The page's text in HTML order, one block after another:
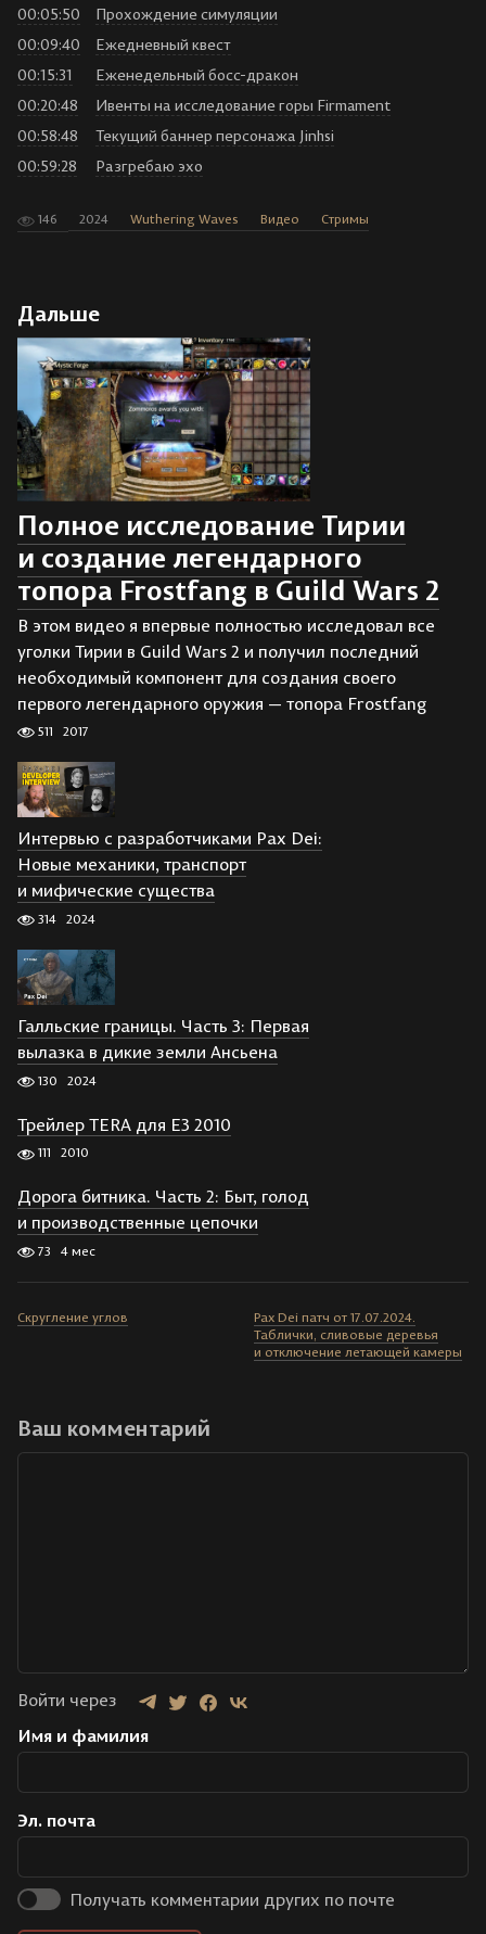
00:05:50
Прохождение симуляции
00:09:40
Ежедневный квест
00:15:31
Еженедельный босс-дракон
00:20:48
Ивенты на исследование горы Firmament
00:58:48
Текущий баннер персонажа Jinhsi
00:59:28
Разгребаю эхо
146 2024 Wuthering Waves Видео Стримы
Дальше
Полное исследование Тирии
и создание легендарного
топора Frostfang в Guild Wars 2
В этом видео я впервые полностью исследовал все
уголки Тирии в Guild Wars 2 и получил последний
необходимый компонент для создания своего
первого легендарного оружия — топора Frostfang
511 2017
Интервью с разработчиками Pax Dei:
Новые механики, транспорт
и мифические существа
314 2024
Галльские границы. Часть 3: Первая
вылазка в дикие земли Ансьена
130 2024
Трейлер TERA для E3 2010
111 2010
Дорога битника. Часть 2: Быт, голод
и производственные цепочки
73 4 мес
Скругление углов
Pax Dei патч от 17.07.2024.
Таблички, сливовые деревья
и отключение летающей камеры
Ваш комментарий
Войти через
Имя и фамилия
Эл. почта
Получать комментарии других по почте